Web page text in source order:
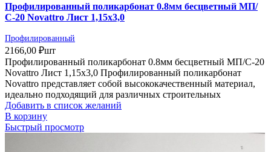
Профилированный поликарбонат 0.8мм бесцветный МП/
С-20 Novattro Лист 1,15х3,0
Профилированный
2166,00 ₽шт
Профилированный поликарбонат 0.8мм бесцветный МП/С-20
Novattro Лист 1,15х3,0 Профилированный поликарбонат
Novattro представляет собой высококачественный материал,
идеально подходящий для различных строительных
Добавить в список желаний
В корзину
Быстрый просмотр